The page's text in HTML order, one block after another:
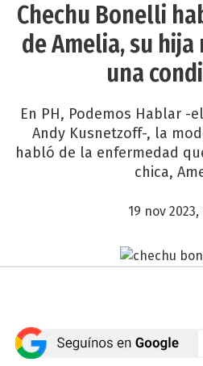
Chechu Bonelli
de Amelia, su
una
En PH, Podemos Hablar -
Andy Kusnetzoff-, la
habló de la enfermedad
chica,
19 nov 2023,